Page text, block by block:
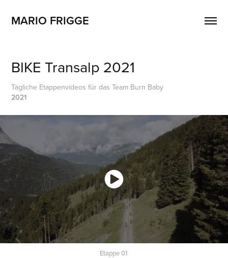
MARIO FRIGGE
BIKE Transalp 2021
Tägliche Etappenvideos für das Team Burn Baby
2021
Etappe 01